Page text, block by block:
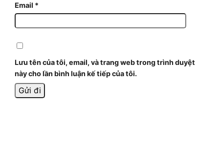
Email *
Lưu tên của tôi, email, và trang web trong trình duyệt
này cho lần bình luận kế tiếp của tôi.